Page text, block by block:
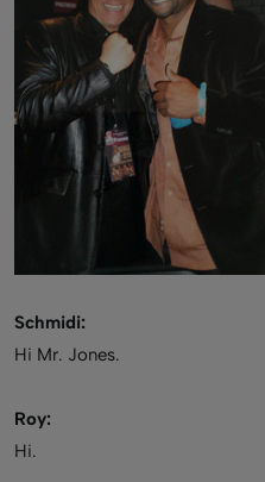
Schmidi:
Hi Mr. Jones.
Roy:
Hi.